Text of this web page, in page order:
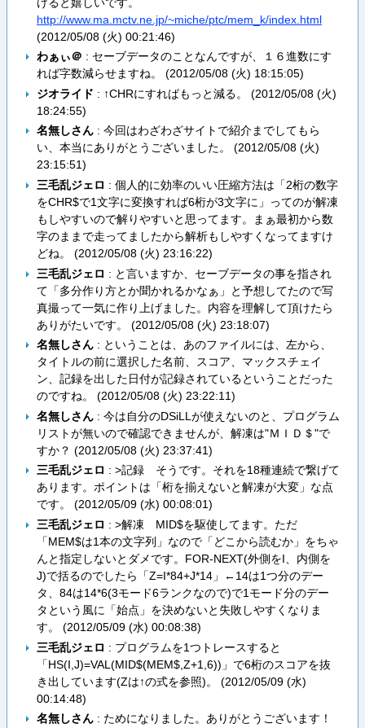
http://www.ma.mctv.ne.jp/~miche/ptc/mem_k/index.html
(2012/05/08 (火) 00:21:46)
わぁぃ＠ : セーブデータのことなんですが、１６進数にす
れば字数減らせますね。 (2012/05/08 (火) 18:15:05)
ジオライド : ↑CHRにすればもっと減る。 (2012/05/08 (火)
18:24:55)
名無しさん: 今回はわざわざサイトで紹介までしてもら
い、本当にありがとうございました。 (2012/05/08 (火)
23:15:51)
三毛乱ジェロ : 個人的に効率のいい圧縮方法は「2桁の数字
をCHR$で1文字に変換すれば6桁が3文字に」ってのが解凍
もしやすいので解りやすいと思ってます。まぁ最初から数
字のままで走ってましたから解析もしやすくなってますけ
どね。 (2012/05/08 (火) 23:16:22)
三毛乱ジェロ : と言いますか、セーブデータの事を指され
て「多分作り方とか聞かれるかなぁ」と予想してたので写
真撮って一気に作り上げました。内容を理解して頂けたら
ありがたいです。 (2012/05/08 (火) 23:18:07)
名無しさん: ということは、あのファイルには、左から、
タイトルの前に選択した名前、スコア、マックスチェイ
ン、記録を出した日付が記録されているということだった
のですね。 (2012/05/08 (火) 23:22:11)
名無しさん: 今は自分のDSiLLが使えないのと、プログラム
リストが無いので確認できませんが、解凍は"ＭＩＤ＄"で
すか？ (2012/05/08 (火) 23:37:41)
三毛乱ジェロ : >記録 そうです。それを18種連続で繋げて
あります。ポイントは「桁を揃えないと解凍が大変」な点
です。 (2012/05/09 (水) 00:08:01)
三毛乱ジェロ : >解凍 MID$を駆使してます。ただ
「MEM$は1本の文字列」なので「どこから読むか」をちゃ
んと指定しないとダメです。FOR-NEXT(外側をI、内側を
J)で括るのでしたら「Z=I*84+J*14」←14は1つ分のデー
タ、84は14*6(3モード6ランクなので)で1モード分のデー
タという風に「始点」を決めないと失敗しやすくなりま
す。 (2012/05/09 (水) 00:08:38)
三毛乱ジェロ : プログラムを1つトレースすると
「HS(I,J)=VAL(MID$(MEM$,Z+1,6))」で6桁のスコアを抜
き出しています(Zは↑の式を参照)。 (2012/05/09 (水)
00:14:48)
名無しさん: ためになりました。ありがとうございます！